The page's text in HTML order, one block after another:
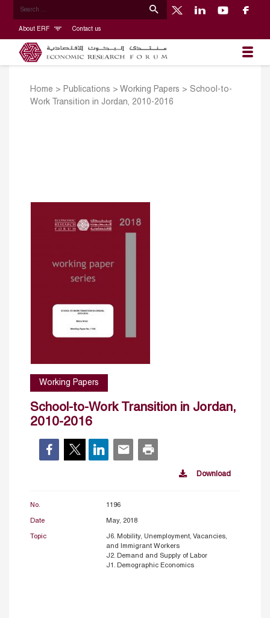
About ERF Contact us
Home > Publications > Working Papers > School-to-
Work Transition in Jordan, 2010-2016
Working Papers
School-to-Work Transition in Jordan,
2010-2016
Download
No. 1196
Date May, 2018
Topic
J6. Mobility, Unemployment, Vacancies,
and Immigrant Workers
J2. Demand and Supply of Labor
J1. Demographic Economics